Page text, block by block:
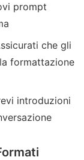
prompt
che gli
formattazione
introduzioni